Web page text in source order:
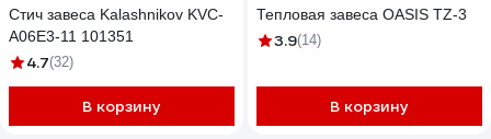
Стич завеса Kalashnikov KVC-
A06E3-11 101351
4.7(32)
В корзину
Тепловая завеса OASIS TZ-3
3.9(14)
В корзину